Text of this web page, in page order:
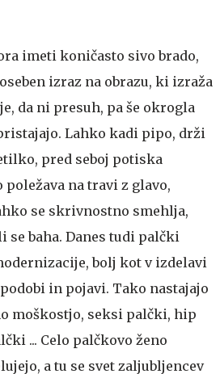
imeti koničasto sivo brado,
izraz na obrazu, ki izraža
da ni presuh, pa še okrogla
Lahko kadi pipo, drži
pred seboj potiska
na travi z glavo,
se skrivnostno smehlja,
se baha. Danes tudi palčki
bolj kot v izdelavi
in pojavi. Tako nastajajo
moškostjo, seksi palčki, hip
... Celo palčkovo ženo
a tu se svet zaljubljencev